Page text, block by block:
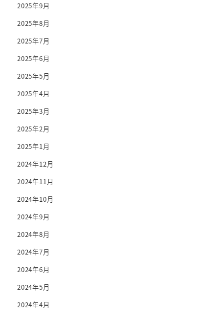
2025年9月
2025年8月
2025年7月
2025年6月
2025年5月
2025年4月
2025年3月
2025年2月
2025年1月
2024年12月
2024年11月
2024年10月
2024年9月
2024年8月
2024年7月
2024年6月
2024年5月
2024年4月